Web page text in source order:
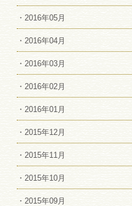
・2016年05月
・2016年04月
・2016年03月
・2016年02月
・2016年01月
・2015年12月
・2015年11月
・2015年10月
・2015年09月